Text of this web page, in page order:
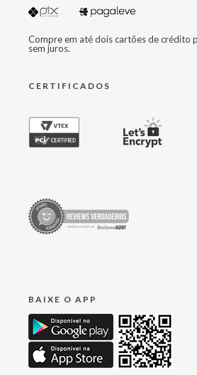
Compre em até dois cartões de crédito
sem juros.
CERTIFICADOS
BAIXE O APP